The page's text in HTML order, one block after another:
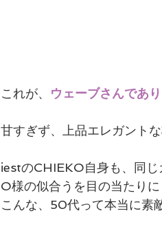
これが、 ウェーブさんであ
甘すぎず、上品エレガントな
iestのCHIEKO自身も、同じ
O様の似合うを目の当たり
こんな、50代って本当に素敵